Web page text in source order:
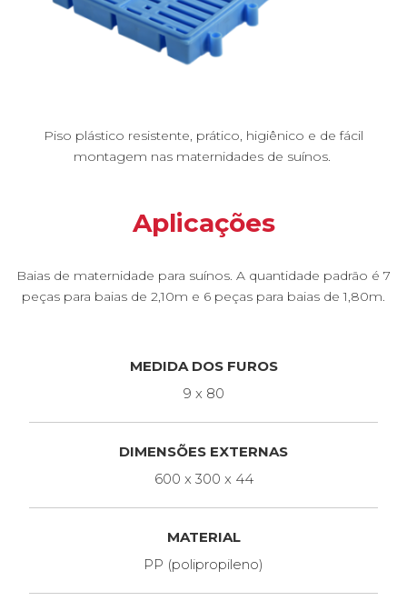
Piso plástico resistente, prático, higiênico e de fácil
montagem nas maternidades de suínos.
Aplicações
Baias de maternidade para suínos. A quantidade padrão é 7
peças para baias de 2,10m e 6 peças para baias de 1,80m.
MEDIDA DOS FUROS
9 x 80
DIMENSÕES EXTERNAS
600 x 300 x 44
MATERIAL
PP (polipropileno)